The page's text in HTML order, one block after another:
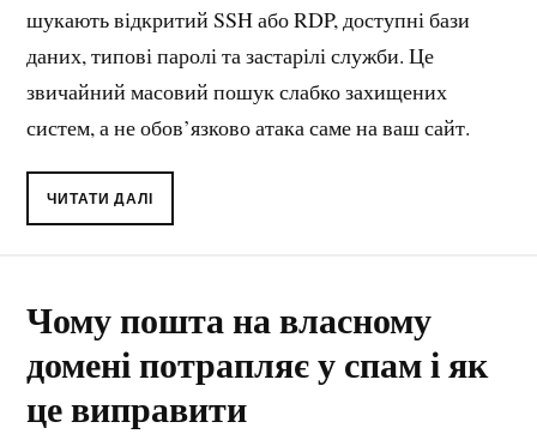
шукають відкритий SSH або RDP, доступні бази
даних, типові паролі та застарілі служби. Це
звичайний масовий пошук слабко захищених
систем, а не обов’язково атака саме на ваш сайт.
ЧИТАТИ ДАЛІ
Чому пошта на власному
домені потрапляє у спам і як
це виправити